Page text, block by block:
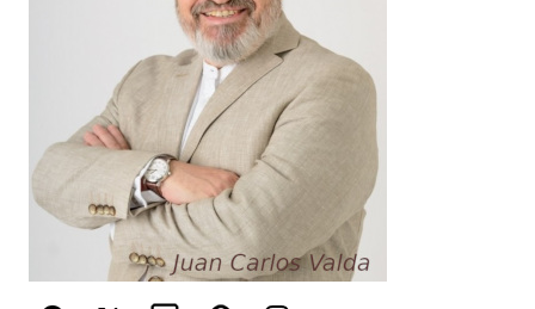
Guarda mi nombre, correo electrónico y web en
este navegador para la próxima vez que
comente.
Este sitio esta protegido por
reCAPTCHA y la Política de
privacidad y los Términos del servicio
de Googlese aplican.